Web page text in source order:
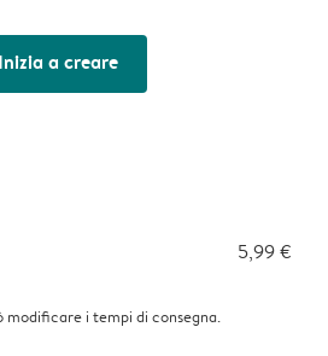
Inizia a creare
5,99 €
modificare i tempi di consegna.